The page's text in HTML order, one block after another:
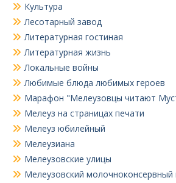
Культура
Лесотарный завод
Литературная гостиная
Литературная жизнь
Локальные войны
Любимые блюда любимых героев
Марафон "Мелеузовцы читают
Мелеуз на страницах печати
Мелеуз юбилейный
Мелеузиана
Мелеузовские улицы
Мелеузовский молочноконсервный